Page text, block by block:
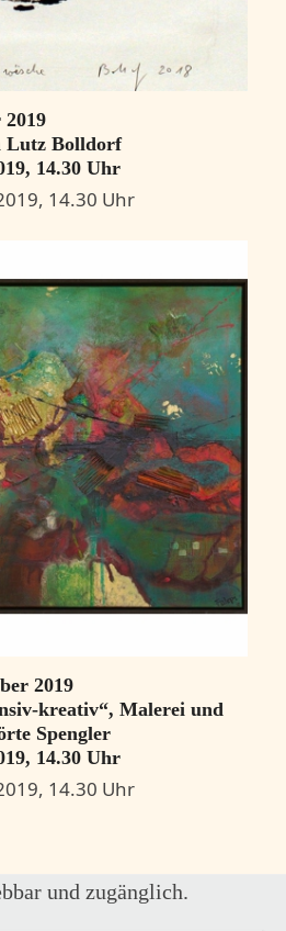
2019
Lutz Bolldorf
14.30 Uhr
14.30 Uhr
2019
kreativ“, Malerei und
Spengler
14.30 Uhr
14.30 Uhr
und zugänglich.